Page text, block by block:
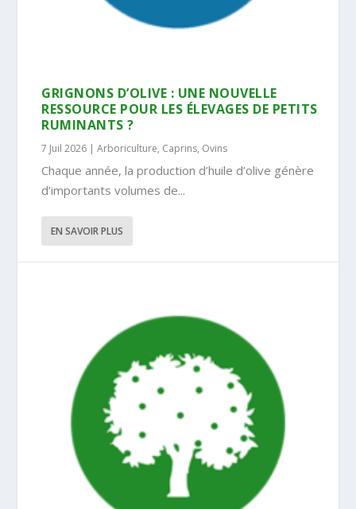
GRIGNONS D’OLIVE : UNE NOUVELLE
RESSOURCE POUR LES ÉLEVAGES DE PETITS
RUMINANTS ?
7 Juil 2026 |Arboriculture, Caprins, Ovins
Chaque année, la production d’huile d’olive génère
d’importants volumes de...
EN SAVOIR PLUS